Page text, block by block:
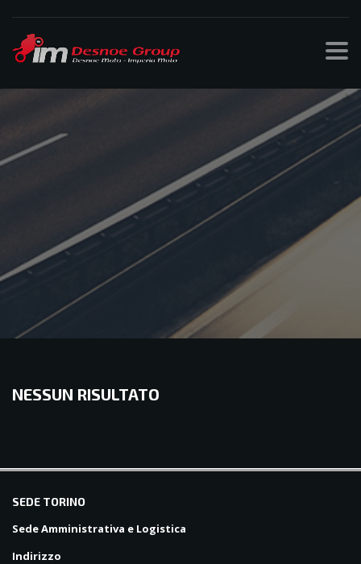
NESSUN RISULTATO
balkanpharmacy
SEDE TORINO
Sede Amministrativa e Logistica
Indirizzo